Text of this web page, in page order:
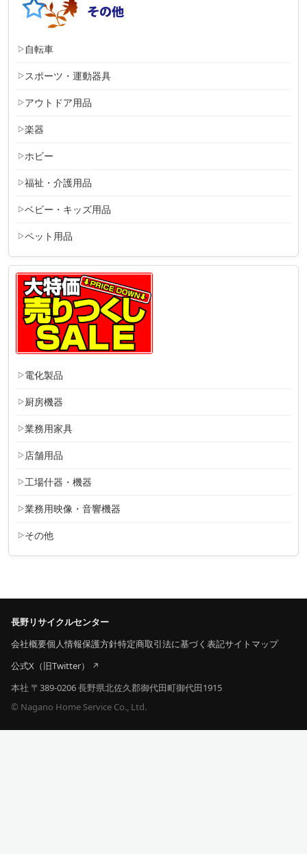
自転車
スポーツ・運動器具
アウトドア用品
楽器
ホビー
福祉・介護用品
ベビー・キッズ用品
ペット用品
電化製品
厨房機器
業務用家具
店舗用品
工場什器・機器
業務用映像・音響機器
その他
長野リサイクルセンター
会社概要個人情報保護方針特定商取引法に基づく表記サイトマップ
公式X（旧Twitter）
本社 〒389-0206 長野県北佐久郡御代田町御代田1915
© Nagano Home Service Co., Ltd.